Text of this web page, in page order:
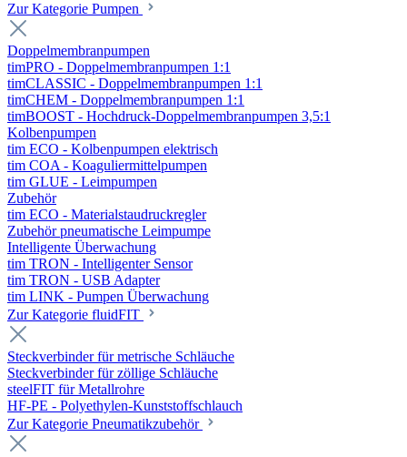
Zur Kategorie Pumpen
Doppelmembranpumpen
timPRO - Doppelmembranpumpen 1:1
timCLASSIC - Doppelmembranpumpen 1:1
timCHEM - Doppelmembranpumpen 1:1
timBOOST - Hochdruck-Doppelmembranpumpen 3,5:1
Kolbenpumpen
tim ECO - Kolbenpumpen elektrisch
tim COA - Koaguliermittelpumpen
tim GLUE - Leimpumpen
Zubehör
tim ECO - Materialstaudruckregler
Zubehör pneumatische Leimpumpe
Intelligente Überwachung
tim TRON - Intelligenter Sensor
tim TRON - USB Adapter
tim LINK - Pumpen Überwachung
Zur Kategorie fluidFIT
Steckverbinder für metrische Schläuche
Steckverbinder für zöllige Schläuche
steelFIT für Metallrohre
HF-PE - Polyethylen-Kunststoffschlauch
Zur Kategorie Pneumatikzubehör